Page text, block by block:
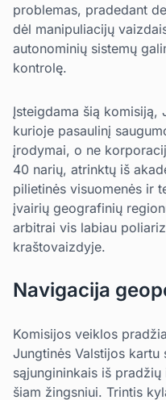
problemas, pradedant
dėl manipuliacijų
autonominių sistemų
kontrolę.
Įsteigdama šią komisiją,
kurioje pasaulinį
įrodymai, o ne
40 narių, atrinktų iš
pilietinės visuomenės ir
įvairių geografinių
arbitrai vis labiau
kraštovaizdyje.
Navigacija
Komisijos veiklos
Jungtinės Valstijos kartu
sąjungininkais iš
šiam žingsniui. Trintis